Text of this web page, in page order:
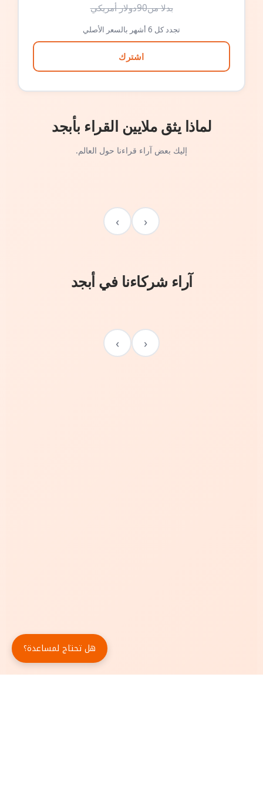
بدلا من90دولار أمريكي
تجدد كل 6 أشهر بالسعر الأصلي
اشترك
لماذا يثق ملايين القراء بأبجد
إليك بعض آراء قراءنا حول العالم.
‹
›
آراء شركاءنا في أبجد
‹
›
هل تحتاج لمساعدة؟